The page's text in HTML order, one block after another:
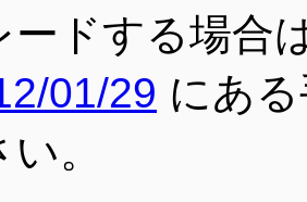
ードする場合
01/29 にあ
。